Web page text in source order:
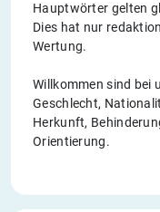
Hauptwörter gelten
Dies hat nur
Wertung.
Willkommen sind bei
Geschlecht,
Herkunft,
Orientierung.